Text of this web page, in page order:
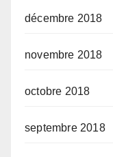
décembre 2018
novembre 2018
octobre 2018
septembre 2018